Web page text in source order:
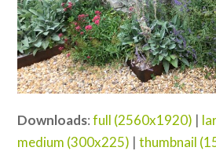
Downloads:full (2560x1920) |
medium (300x225) |thumbnail